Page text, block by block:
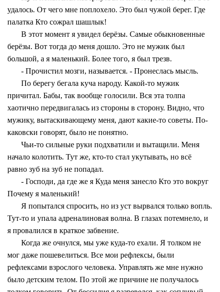
удалось. От чего мне поплохело. Это был чужой берег. Где
палатка Кто сожрал шашлык!
В этот момент я увидел берёзы. Самые обыкновенные
берёзы. Вот тогда до меня дошло. Это не мужик был
большой, а я маленький. Более того, я был трезв.
- Прочистил мозги, называется. - Пронеслась мысль.
По берегу бегала куча народу. Какой-то мужик
причитал. Бабы, так вообще голосили. Вся эта толпа
хаотично передвигалась из стороны в сторону. Видно, что
мужику, вытаскивающему меня, дают какие-то советы. По-
каковски говорят, было не понятно.
Чьи-то сильные руки подхватили и вытащили. Меня
начало колотить. Тут же, кто-то стал укутывать, но всё
равно зуб на зуб не попадал.
- Господи, да где же я Куда меня занесло Кто это вокруг
Почему я маленький!
Я попытался спросить, но из уст вырвался только вопль.
Тут-то и упала адреналиновая волна. В глазах потемнело, и
я провалился в краткое забвение.
Когда же очнулся, мы уже куда-то ехали. Я толком не
мог даже пошевелиться. Все мои рефлексы, были
рефлексами взрослого человека. Управлять же мне нужно
было детским телом. По этой же причине не получалось